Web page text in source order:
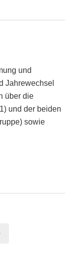
und
Jahrewechsel
über die
und der beiden
sowie